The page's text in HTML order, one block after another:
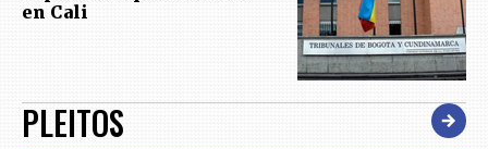
en Cali
PLEITOS